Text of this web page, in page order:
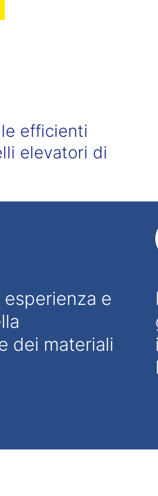
efficienti
elevatori di
e
dei materiali